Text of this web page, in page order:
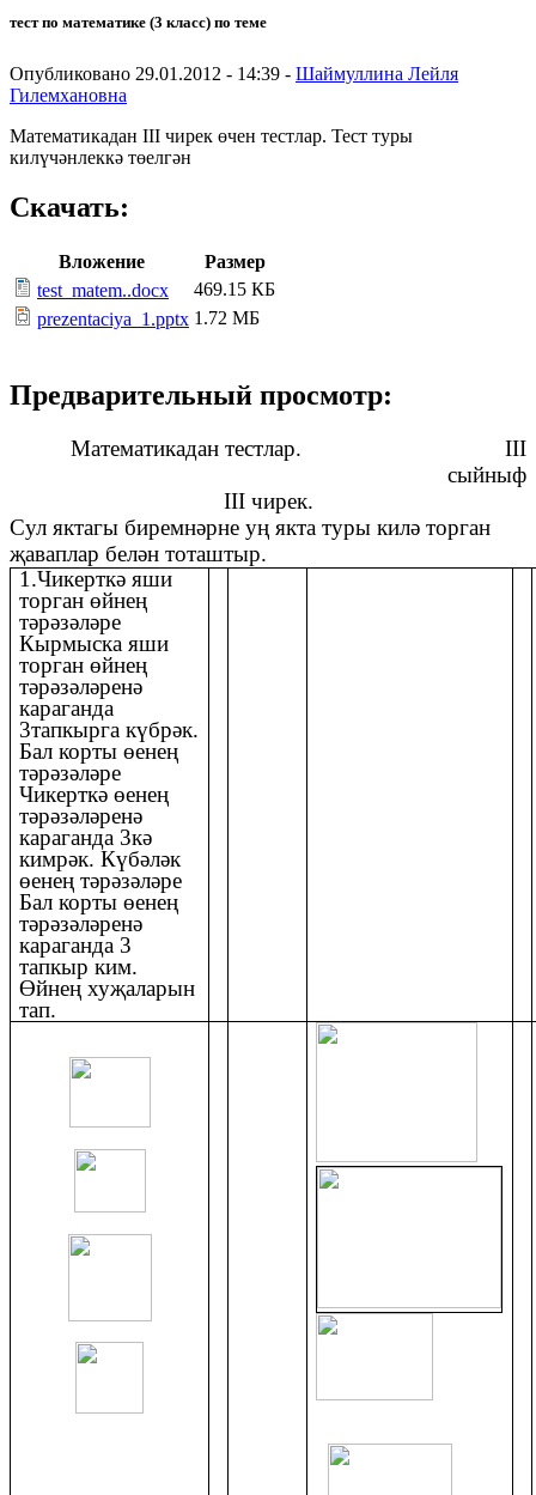
тест по математике (3 класс) по теме
Опубликовано 29.01.2012 - 14:39 - Шаймуллина Лейля
Гилемхановна
Математикадан III чирек өчен тестлар. Тест туры
килүчәнлеккә төелгән
Скачать:
Вложение
Размер
test_matem..docx
469.15 КБ
prezentaciya_1.pptx 1.72 МБ
Предварительный просмотр:
Математикадан тестлар. III
сыйныф
III чирек.
Сул яктагы биремнәрне уң якта туры килә торган
җаваплар белән тоташтыр.
1.Чикерткә яши
торган өйнең
тәрәзәләре
Кырмыска яши
торган өйнең
тәрәзәләренә
караганда
3тапкырга күбрәк.
Бал корты өенең
тәрәзәләре
Чикерткә өенең
тәрәзәләренә
караганда 3кә
кимрәк. Күбәләк
өенең тәрәзәләре
Бал корты өенең
тәрәзәләренә
караганда 3
тапкыр ким.
Өйнең хуҗаларын
тап.